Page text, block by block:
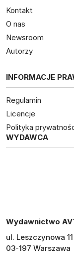
Kontakt
O nas
Newsroom
Autorzy
INFORMACJE
Regulamin
Licencje
Polityka
WYDAWCA
Wydawnictwo
ul. Leszczynowa 11
03-197 Warszawa